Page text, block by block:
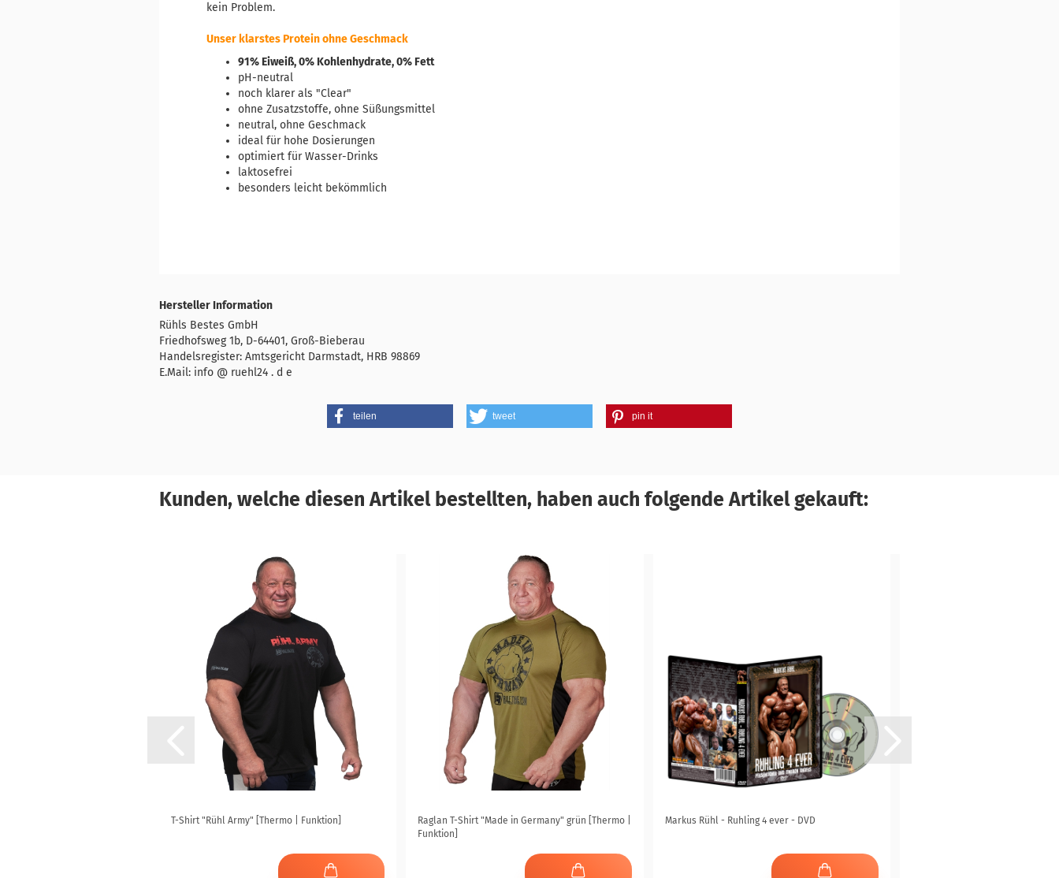
kein Problem.
Unser klarstes Protein ohne Geschmack
91% Eiweiß, 0% Kohlenhydrate, 0% Fett
pH-neutral
noch klarer als "Clear"
ohne Zusatzstoffe, ohne Süßungsmittel
neutral, ohne Geschmack
ideal für hohe Dosierungen
optimiert für Wasser-Drinks
laktosefrei
besonders leicht bekömmlich
Hersteller Information
Rühls Bestes GmbH
Friedhofsweg 1b, D-64401, Groß-Bieberau
Handelsregister: Amtsgericht Darmstadt, HRB 98869
E.Mail: info @ ruehl24 . d e
teilen tweet pin it
Kunden, welche diesen Artikel bestellten, haben auch folgende Artikel gekauft:
T-Shirt "Rühl Army" [Thermo | Funktion]
Raglan T-Shirt "Made in Germany" grün [Thermo |
Funktion]
Markus Rühl - Ruhling 4 ever - DVD